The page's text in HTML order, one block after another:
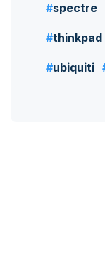
spectre
thinkpad
ubiquiti